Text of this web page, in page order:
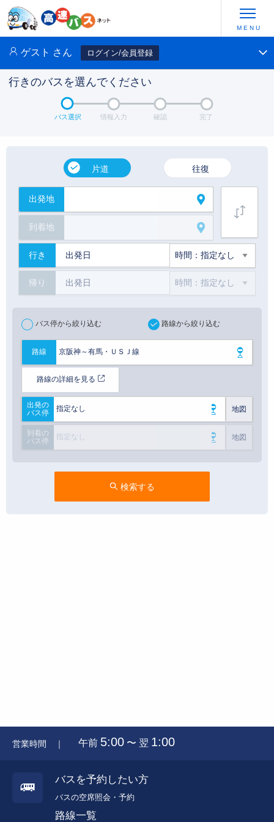
ゲスト さん ログイン/会員登録
行きのバスを選んでください
バス選択 情報入力 確認 完了
片道 往復
出発地
到着地
行き
帰り
バス停から絞り込む 路線から絞り込む
路線 京阪神～有馬・ＵＳＪ線
路線の詳細を見る
出発の
バス停
指定なし 地図
到着の
バス停
指定なし 地図
検索する
営業時間 ｜ 午前 5:00 〜 翌 1:00
バスを予約したい方
バスの空席照会・予約
路線一覧